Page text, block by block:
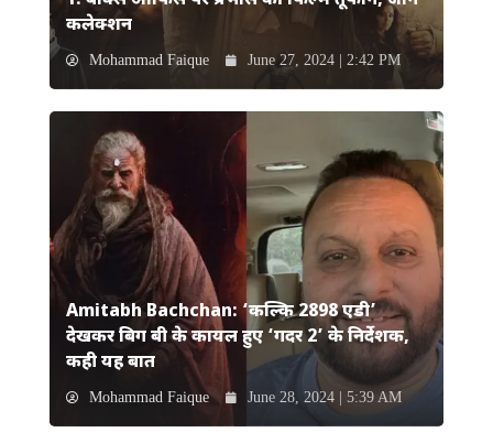
कलेक्शन
Mohammad Faique June 27, 2024 | 2:42 PM
Amitabh Bachchan: ‘कल्कि 2898 एडी’
देखकर बिग बी के कायल हुए ‘गदर 2’ के निर्देशक,
कही यह बात
Mohammad Faique June 28, 2024 | 5:39 AM